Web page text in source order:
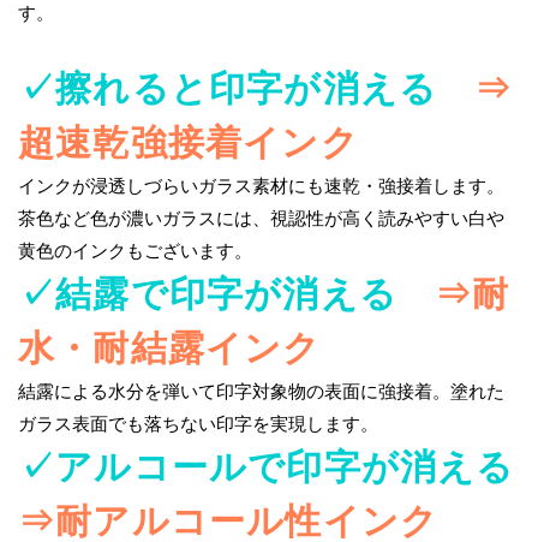
す。
✓擦れると印字が消える
⇒
超速乾強接着インク
インクが浸透しづらいガラス素材にも速乾・強接着します。
茶色など色が濃いガラスには、視認性が高く読みやすい白や
黄色のインクもございます。
✓結露で印字が消える
⇒耐
水・耐結露インク
結露による水分を弾いて印字対象物の表面に強接着。塗れた
ガラス表面でも落ちない印字を実現します。
✓アルコールで印字が消える
⇒耐アルコール性インク